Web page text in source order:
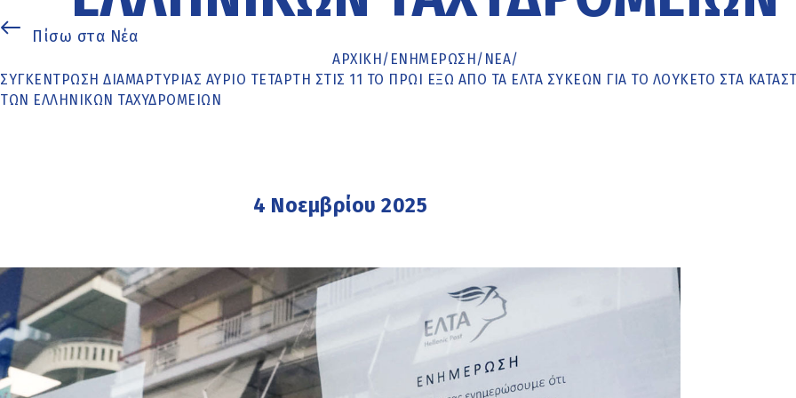
Πίσω στα Νέα
ΑΡΧΙΚΉ/ ΕΝΗΜΈΡΩΣΗ/ ΝΕΑ/
ΣΥΓΚΈΝΤΡΩΣΗ ΔΙΑΜΑΡΤΥΡΊΑΣ ΑΎΡΙΟ ΤΕΤΆΡΤΗ ΣΤΙΣ 11 ΤΟ ΠΡΩΊ ΈΞΩ ΑΠΌ ΤΑ ΕΛΤΑ ΣΥΚΕΏΝ ΓΙΑ ΤΟ ΛΟΥΚΈΤΟ ΣΤΑ
ΤΩΝ ΕΛΛΗΝΙΚΏΝ ΤΑΧΥΔΡΟΜΕΊΩΝ
4 Νοεμβρίου 2025